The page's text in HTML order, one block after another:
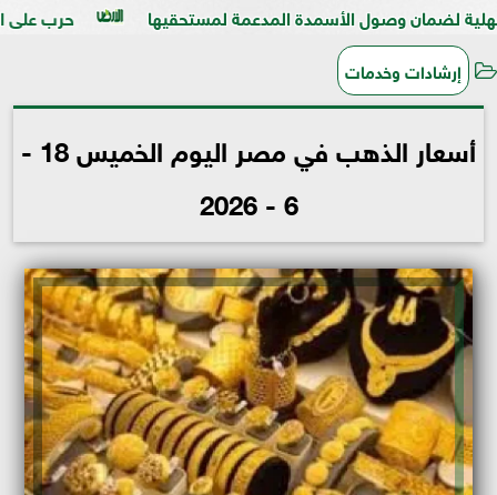
حرب على السوق وصول الأسمدة المدعمة لمستحقيها
إرشادات وخدمات
أسعار الذهب في مصر اليوم الخميس 18 -
6 - 2026